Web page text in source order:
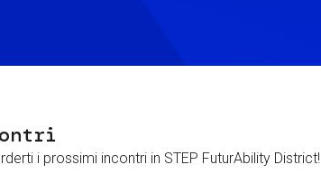
i prossimi incontri in STEP FuturAbility District!